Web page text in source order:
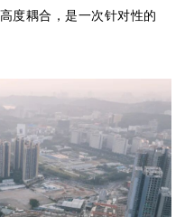
度耦合，是一次针对性的